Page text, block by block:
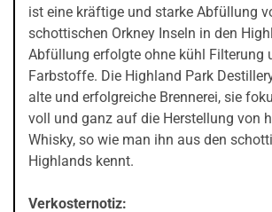
ist eine kräftige und starke Abfüllung
schottischen Orkney Inseln in den
Abfüllung erfolgte ohne kühl Filterung
Farbstoffe. Die Highland Park
alte und erfolgreiche Brennerei, sie
voll und ganz auf die Herstellung von
Whisky, so wie man ihn aus den
Highlands kennt.
Verkosternotiz: